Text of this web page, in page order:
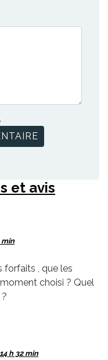
et avis
min
forfaits , que les
choisi ? Quel
h 32 min